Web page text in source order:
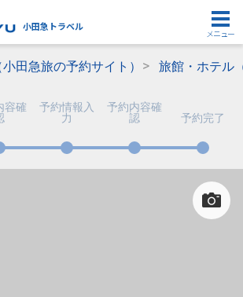
小田急トラベル
メニュー
田急旅の予約サイト） 旅館・ホテル
容確
予約情報入
力
予約内容確
認
予約完了